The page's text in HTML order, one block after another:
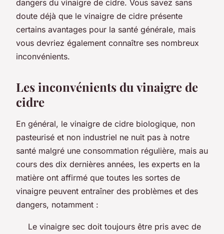
dangers du vinaigre de cidre. Vous savez sans
doute déjà que le vinaigre de cidre présente
certains avantages pour la santé générale, mais
vous devriez également connaître ses nombreux
inconvénients.
Les inconvénients du vinaigre de
cidre
En général, le vinaigre de cidre biologique, non
pasteurisé et non industriel ne nuit pas à notre
santé malgré une consommation régulière, mais au
cours des dix dernières années, les experts en la
matière ont affirmé que toutes les sortes de
vinaigre peuvent entraîner des problèmes et des
dangers, notamment :
Le vinaigre sec doit toujours être pris avec de